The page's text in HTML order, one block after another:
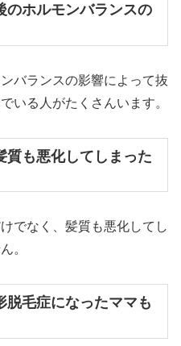
のホルモンバランスの
バランスの影響によって抜
いる人がたくさんいます。
質も悪化してしまった
でなく、髪質も悪化してし
。
脱毛症になったママも